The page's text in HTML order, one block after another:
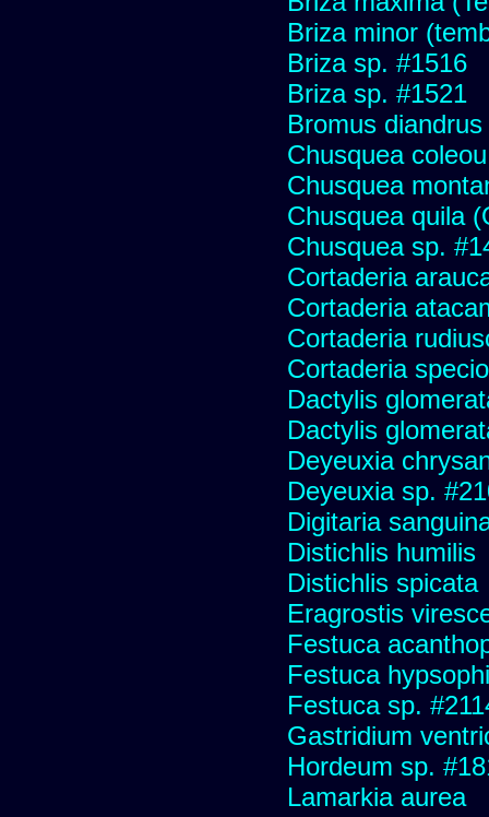
Briza minor
Briza sp. #1516
Briza sp. #1521
Bromus diandrus
Chusquea
Chusquea
Chusquea quila
Chusquea sp.
Cortaderia
Cortaderia
Cortaderia
Cortaderia
Dactylis
Dactylis
Deyeuxia
Deyeuxia sp.
Digitaria
Distichlis humilis
Distichlis spicata
Eragrostis
Festuca
Festuca
Festuca sp.
Gastridium
Hordeum sp.
Lamarkia aurea